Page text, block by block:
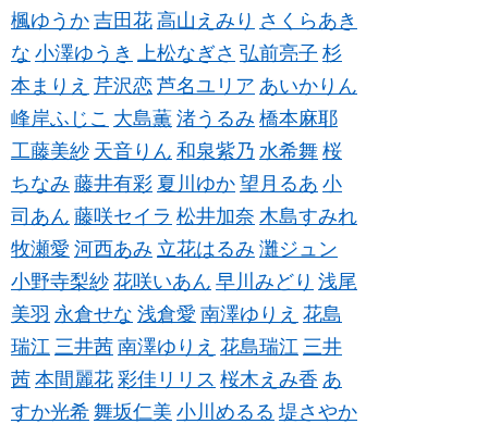
楓ゆうか 吉田花 高山えみり さくらあき
な 小澤ゆうき 上松なぎさ 弘前亮子 杉
本まりえ 芹沢恋 芦名ユリア あいかりん
峰岸ふじこ 大島薫 渚うるみ 橋本麻耶
工藤美紗 天音りん 和泉紫乃 水希舞 桜
ちなみ 藤井有彩 夏川ゆか 望月るあ 小
司あん 藤咲セイラ 松井加奈 木島すみれ
牧瀬愛 河西あみ 立花はるみ 灘ジュン
小野寺梨紗 花咲いあん 早川みどり 浅尾
美羽 永倉せな 浅倉愛 南澤ゆりえ 花島
瑞江 三井茜 南澤ゆりえ 花島瑞江 三井
茜 本間麗花 彩佳リリス 桜木えみ香 あ
すか光希 舞坂仁美 小川めるる 堤さやか